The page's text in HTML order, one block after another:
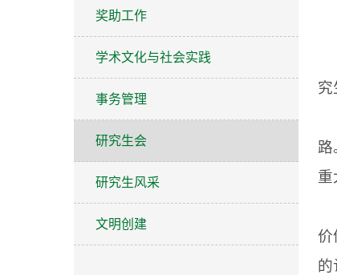
奖助工作
学术文化与社会实践
事务管理
研究生会
研究生风采
文明创建
究
路
重
价
的